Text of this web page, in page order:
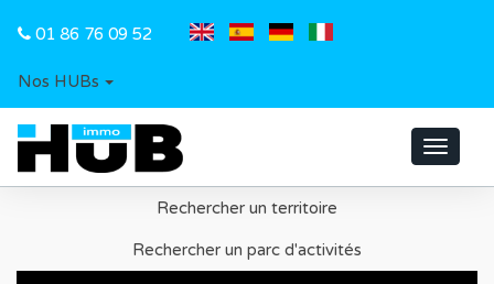
01 86 76 09 52
Nos HUBs
Toggle
Rechercher un territoire
Rechercher un parc d'activités
Recherche d'un local ou d'un terrain
Métropole de Nîmes